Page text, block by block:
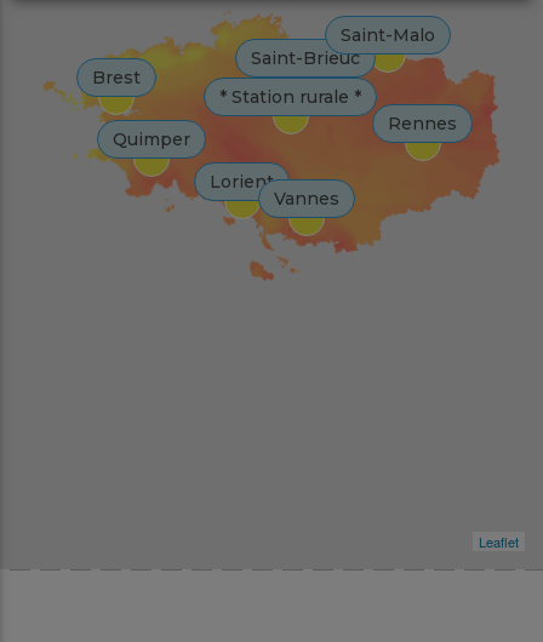
Brest
Lorient
* Station rurale *
Quimper
Rennes
Saint-Brieuc
Saint-Malo
Vannes
Leaflet